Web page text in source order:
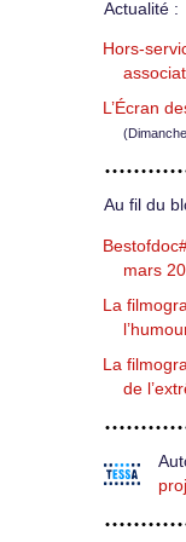
Actualité :
Hors-
L’Écran
Au fil du
mars
La
La
de